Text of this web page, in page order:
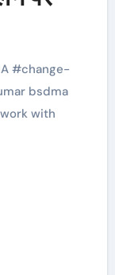
#change-
bsdma
with